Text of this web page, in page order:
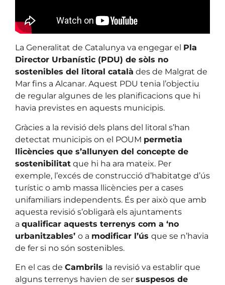
La Generalitat de Catalunya va engegar el Pla
Director Urbanístic (PDU) de sòls no
sostenibles del litoral català des de Malgrat de
Mar fins a Alcanar. Aquest PDU tenia l’objectiu
de regular algunes de les planificacions que hi
havia previstes en aquests municipis.
Gràcies a la revisió dels plans del litoral s’han
detectat municipis on el POUM permetia
llicències que s’allunyen del concepte de
sostenibilitat que hi ha ara mateix. Per
exemple, l’excés de construcció d’habitatge d’ús
turístic o amb massa llicències per a cases
unifamiliars independents. És per això que amb
aquesta revisió s’obligarà els ajuntaments
a qualificar aquests terrenys com a ‘no
urbanitzables’ o a modificar l’ús que se n’havia
de fer si no són sostenibles.
En el cas de Cambrils la revisió va establir que
alguns terrenys havien de ser suspesos de